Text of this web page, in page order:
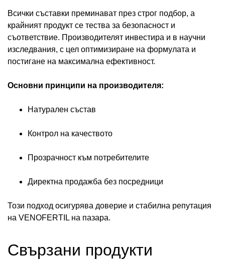
Всички съставки преминават през строг подбор, а
крайният продукт се тества за безопасност и
съответствие. Производителят инвестира и в научни
изследвания, с цел оптимизиране на формулата и
постигане на максимална ефективност.
Основни принципи на производителя:
Натурален състав
Контрол на качеството
Прозрачност към потребителите
Директна продажба без посредници
Този подход осигурява доверие и стабилна репутация
на VENOFERTIL на пазара.
Свързани продукти